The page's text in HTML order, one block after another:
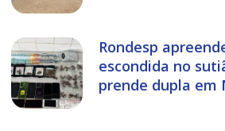
Rondesp
escondida no
prende dupla em